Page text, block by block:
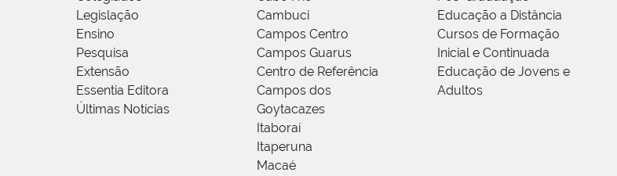
Legislação
Ensino
Pesquisa
Extensão
Essentia Editora
Últimas Notícias
Cambuci
Campos Centro
Campos Guarus
Centro de Referência
Campos dos
Goytacazes
Itaboraí
Itaperuna
Macaé
Educação a Distância
Cursos de Formação
Inicial e Continuada
Educação de Jovens e
Adultos